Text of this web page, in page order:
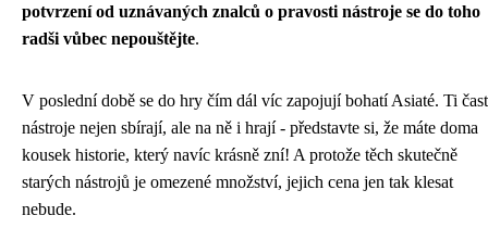
potvrzení od uznávaných znalců o pravosti nástroje se do toho
radši vůbec nepouštějte.
V poslední době se do hry čím dál víc zapojují bohatí Asiaté. Ti
nástroje nejen sbírají, ale na ně i hrají - představte si, že máte doma
kousek historie, který navíc krásně zní! A protože těch skutečně
starých nástrojů je omezené množství, jejich cena jen tak klesat
nebude.